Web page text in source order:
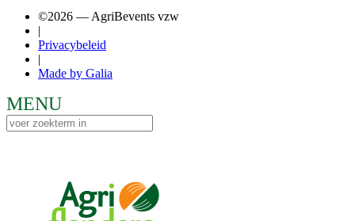
©2026 — AgriBevents vzw
|
Privacybeleid
|
Made by Galia